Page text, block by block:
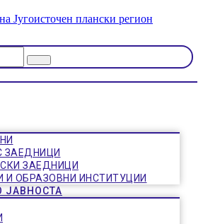
ЗАЕДНИЦИ
ЗАЕДНИЦИ
И ОБРАЗОВНИ ИНСТИТУЦИИ
ЈАВНОСТА